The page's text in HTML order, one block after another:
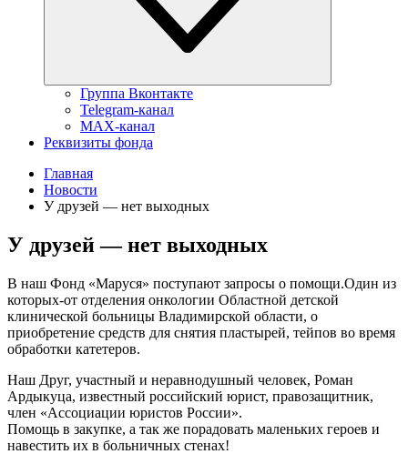
Группа Вконтакте
Telegram-канал
MAX-канал
Реквизиты фонда
Главная
Новости
У друзей — нет выходных
У друзей — нет выходных
В наш Фонд «Маруся» поступают запросы о помощи.Один из
которых-от отделения онкологии Областной детской
клинической больницы Владимирской области, о
приобретение средств для снятия пластырей, тейпов во время
обработки катетеров.
Наш Друг, участный и неравнодушный человек, Роман
Ардыкуца, известный российский юрист, правозащитник,
член «Ассоциации юристов России».
Помощь в закупке, а так же порадовать маленьких героев и
навестить их в больничных стенах!